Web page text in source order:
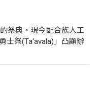
祭典，現今配合族人工
士祭(Ta‘avala)」凸顯辦